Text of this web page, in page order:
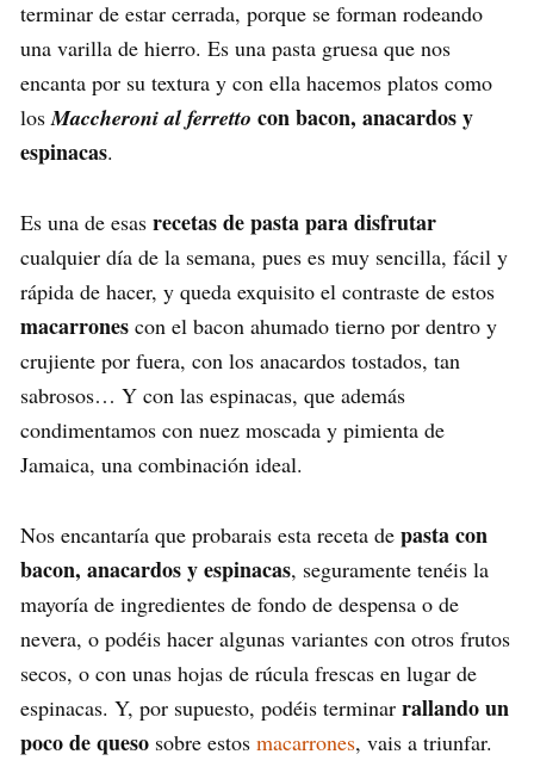
terminar de estar cerrada, porque se forman rodeando
una varilla de hierro. Es una pasta gruesa que nos
encanta por su textura y con ella hacemos platos como
losMaccheroni al ferretto con bacon, anacardos y
espinacas.
Es una de esas recetas de pasta para disfrutar
cualquier día de la semana, pues es muy sencilla, fácil y
rápida de hacer, y queda exquisito el contraste de estos
macarrones con el bacon ahumado tierno por dentro y
crujiente por fuera, con los anacardos tostados, tan
sabrosos… Y con las espinacas, que además
condimentamos con nuez moscada y pimienta de
Jamaica, una combinación ideal.
Nos encantaría que probarais esta receta de pasta con
bacon, anacardos y espinacas, seguramente tenéis la
mayoría de ingredientes de fondo de despensa o de
nevera, o podéis hacer algunas variantes con otros frutos
secos, o con unas hojas de rúcula frescas en lugar de
espinacas. Y, por supuesto, podéis terminar rallando un
poco de queso sobre estos macarrones, vais a triunfar.